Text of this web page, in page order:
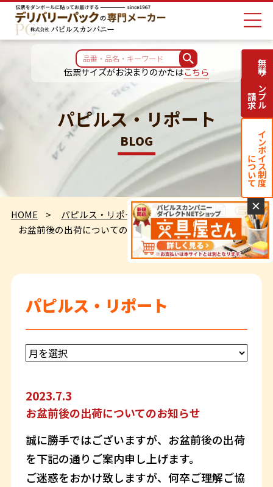
伝票サイズがお決まりのかたはこちら
パピルス・リポート
BLOG
HOME
パピルス・リポート
お盆前後の出荷についてのお知らせ
パピルス・リポート
2023.7.3
お盆前後の出荷についてのお知らせ
誠に勝手ではございますが、お盆前後の出荷
を下記の通りご案内申し上げます。
ご迷惑をおかけ致しますが、何卒ご理解ご協
無料サンプル
請求
インボイス制度
について
✕